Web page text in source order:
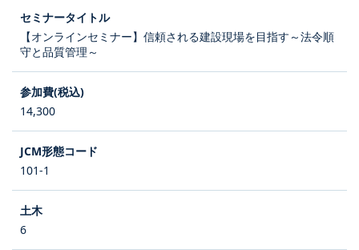
【オンラインセミナー】信頼される建設現場を目指す～法令順
守と品質管理～
14,300
101-1
6